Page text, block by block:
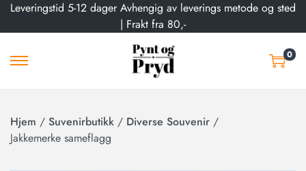
Leveringstid 5-12 dager Avhengig av leverings metode og sted
| Frakt fra 80,-
0
Hjem / Suvenirbutikk / Diverse Souvenir /
Jakkemerke sameflagg